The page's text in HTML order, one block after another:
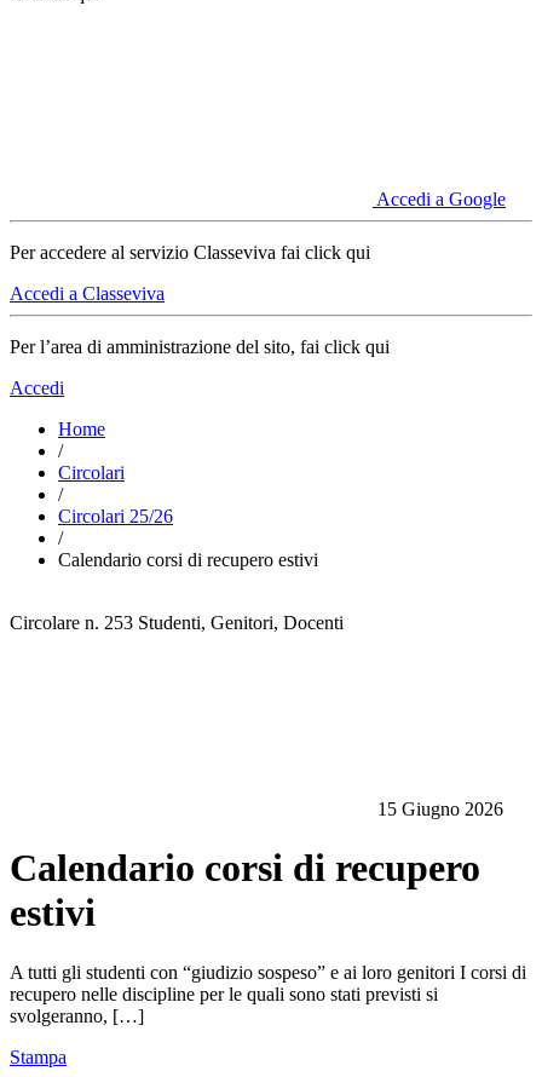
Accedi a Google
Per accedere al servizio Classeviva fai click qui
Accedi a Classeviva
Per l’area di amministrazione del sito, fai click qui
Accedi
Home
/
Circolari
/
Circolari 25/26
/
Calendario corsi di recupero estivi
Circolare n. 253 Studenti, Genitori, Docenti
15 Giugno 2026
Calendario corsi di recupero
estivi
A tutti gli studenti con “giudizio sospeso” e ai loro genitori I corsi di
recupero nelle discipline per le quali sono stati previsti si
svolgeranno, […]
Stampa